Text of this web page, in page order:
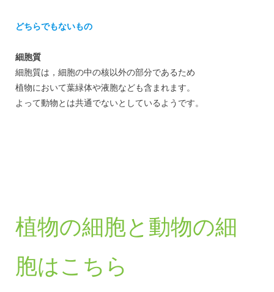
どちらでもないもの
細胞質
細胞質は，細胞の中の核以外の部分であるため
植物において葉緑体や液胞なども含まれます。
よって動物とは共通でないとしているようです。
植物の細胞と動物の細
胞はこちら